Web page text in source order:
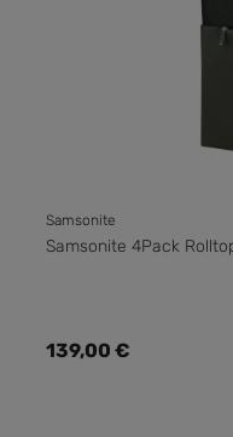
Samsonite
Samsonite 4Pack
Regulärer Preis:
139,00 €